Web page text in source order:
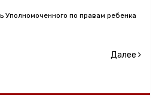
Уполномоченного по правам ребенка
Далее